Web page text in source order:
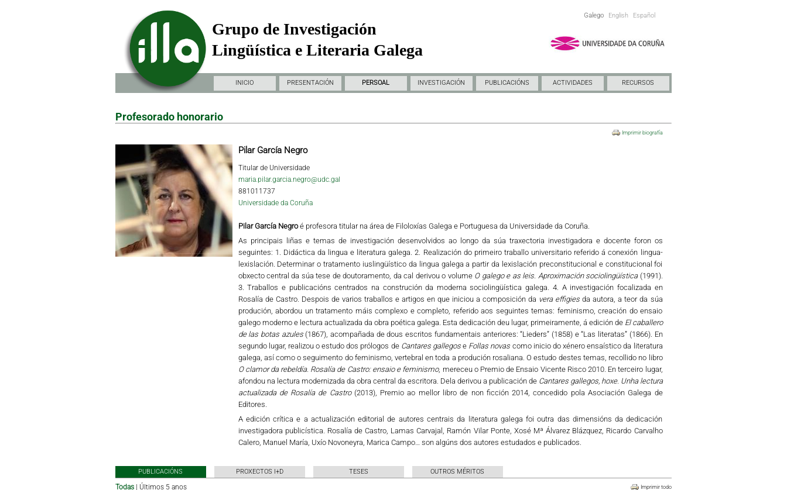
Galego English Español
Grupo de Investigación
Lingüística e Literaria Galega
INICIO PRESENTACIÓN PERSOAL INVESTIGACIÓN PUBLICACIÓNS ACTIVIDADES RECURSOS
Profesorado honorario
Pilar García Negro
Imprimir biografía
Titular de Universidade
maria.pilar.garcia.negro@udc.gal
881011737
Universidade da Coruña
Pilar García Negroé profesora titular na área de Filoloxías Galega e Portuguesa da Universidade da Coruña.
As principais liñas e temas de investigación desenvolvidos ao longo da súa traxectoria investigadora e docente foron os
seguintes: 1. Didáctica da lingua e literatura galega. 2. Realización do primeiro traballo universitario referido á conexión lingua-
lexislación. Determinar o tratamento iuslingüístico da lingua galega a partir da lexislación preconstitucional e constitucional foi
obxecto central da súa tese de doutoramento, da cal derivou o volume O galego e as leis. Aproximación sociolingüística(1991).
3. Traballos e publicacións centrados na construción da moderna sociolingüística galega. 4. A investigación focalizada en
Rosalía de Castro. Despois de varios traballos e artigos en que iniciou a composición da vera effigiesda autora, a teor da súa
produción, abordou un tratamento máis complexo e completo, referido aos seguintes temas: feminismo, creación do ensaio
galego moderno e lectura actualizada da obra poética galega. Esta dedicación deu lugar, primeiramente, á edición de El caballero
de las botas azules(1867), acompañada de dous escritos fundamentais anteriores: “Lieders” (1858) e “Las literatas” (1866). En
segundo lugar, realizou o estudo dos prólogos de Cantares gallegose Follas novas como inicio do xénero ensaístico da literatura
galega, así como o seguimento do feminismo, vertebral en toda a produción rosaliana. O estudo destes temas, recollido no libro
O clamor da rebeldía. Rosalía de Castro: ensaio e feminismo, mereceu o Premio de Ensaio Vicente Risco 2010. En terceiro lugar,
afondou na lectura modernizada da obra central da escritora. Dela derivou a publicación de Cantares gallegos, hoxe. Unha lectura
actualizada de Rosalía de Castro(2013), Premio ao mellor libro de non ficción 2014, concedido pola Asociación Galega de
Editores.
A edición crítica e a actualización editorial de autores centrais da literatura galega foi outra das dimensións da dedicación
investigadora publicística. Rosalía de Castro, Lamas Carvajal, Ramón Vilar Ponte, Xosé Mª Álvarez Blázquez, Ricardo Carvalho
Calero, Manuel María, Uxío Novoneyra, Marica Campo… son algúns dos autores estudados e publicados.
PUBLICACIÓNS PROXECTOS I+D TESES OUTROS MÉRITOS
Imprimir todo
Todas Últimos 5 anos